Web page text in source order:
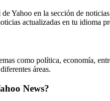
Yahoo en la sección de
actualizadas en tu idioma
como política, economía,
áreas.
News?